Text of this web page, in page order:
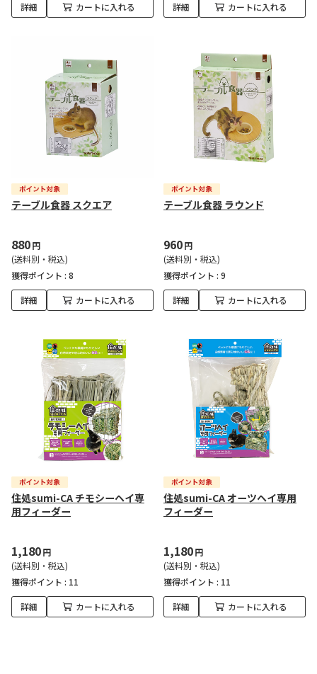
詳細 カートに入れる 詳細 カートに入れる
テーブル食器 スクエア
880円
(送料別・税込)
獲得ポイント : 8
詳細 カートに入れる
テーブル食器 ラウンド
960円
(送料別・税込)
獲得ポイント : 9
詳細 カートに入れる
住処sumi-CA チモシーヘイ専
用フィーダー
1,180円
(送料別・税込)
獲得ポイント : 11
詳細 カートに入れる
住処sumi-CA オーツヘイ専用
フィーダー
1,180円
(送料別・税込)
獲得ポイント : 11
詳細 カートに入れる